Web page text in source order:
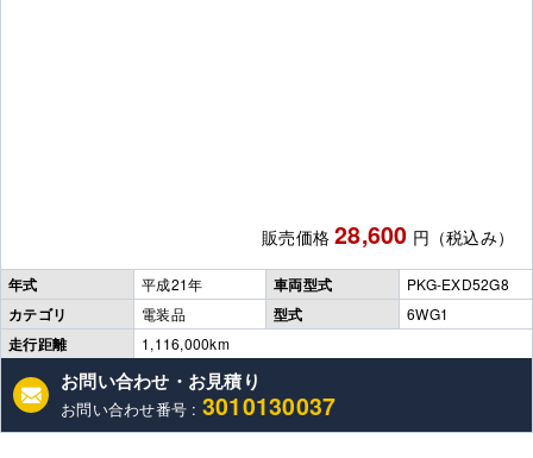
販売価格 28,600 円（税込み）
年式 平成21年 車両型式 PKG-EXD52G8
カテゴリ 電装品 型式 6WG1
走行距離 1,116,000km
お問い合わせ・お見積り
お問い合わせ番号 : 3010130037